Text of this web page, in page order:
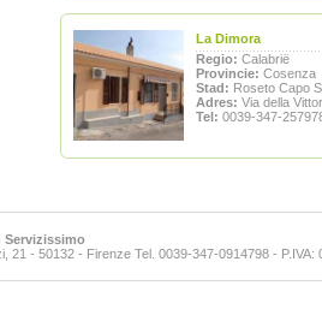
La Dimora
Regio: Calabrië
Provincie: Cosenza
Stad: Roseto Capo
Adres: Via della
Tel: 0039-347-
Servizissimo
21 - 50132 - Firenze Tel. 0039-347-0914798 - P.IVA: